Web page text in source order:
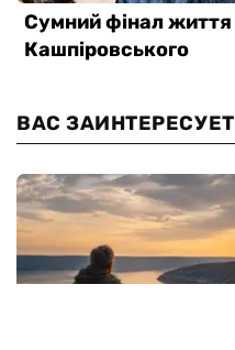
ВАС ЗАИНТЕРЕСУЕТ